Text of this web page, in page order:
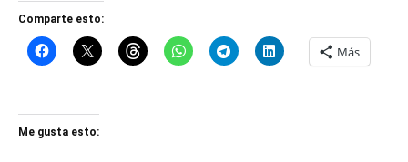
Comparte esto:
Más
Me gusta esto: